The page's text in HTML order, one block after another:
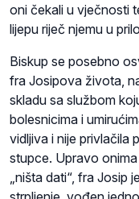
oni čekali u vječnosti
lijepu riječ njemu u
Biskup se posebno
fra Josipova života,
skladu sa službom
bolesnicima i
vidljiva i nije privlačila
stupce. Upravo
„ništa dati“, fra